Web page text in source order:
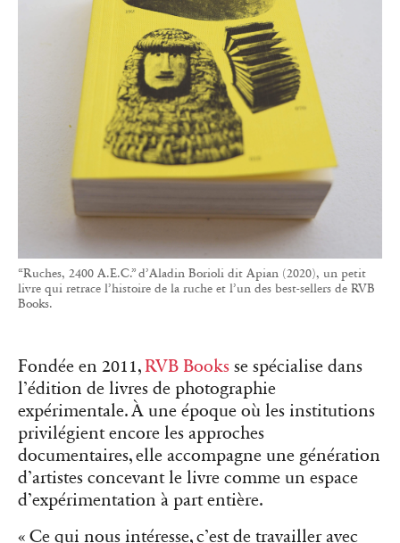
“Ruches, 2400 A.E.C.” d’Aladin Borioli dit Apian (2020), un petit
livre qui retrace l’histoire de la ruche et l’un des best-sellers de RVB
Books.
Fondée en 2011, RVB Books se spécialise dans
l’édition de livres de photographie
expérimentale. À une époque où les institutions
privilégient encore les approches
documentaires, elle accompagne une génération
d’artistes concevant le livre comme un espace
d’expérimentation à part entière.
« Ce qui nous intéresse, c’est de travailler avec